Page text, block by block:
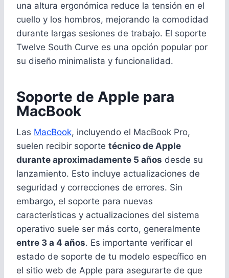
una altura ergonómica reduce la tensión en el
cuello y los hombros, mejorando la comodidad
durante largas sesiones de trabajo. El soporte
Twelve South Curve es una opción popular por
su diseño minimalista y funcionalidad.
Soporte de Apple para
MacBook
Las MacBook, incluyendo el MacBook Pro,
suelen recibir soporte técnico de Apple
durante aproximadamente 5 años desde su
lanzamiento. Esto incluye actualizaciones de
seguridad y correcciones de errores. Sin
embargo, el soporte para nuevas
características y actualizaciones del sistema
operativo suele ser más corto, generalmente
entre 3 a 4 años. Es importante verificar el
estado de soporte de tu modelo específico en
el sitio web de Apple para asegurarte de que